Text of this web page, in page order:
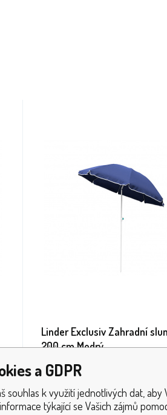
Linder Exclusiv Zahradní
200 cm Modrý
Klasický zahradní slunečník s pevnou
polyesterového materiálu.
a GDPR
souhlas k využití jednotlivých dat, aby
týkající se Vašich zájmů